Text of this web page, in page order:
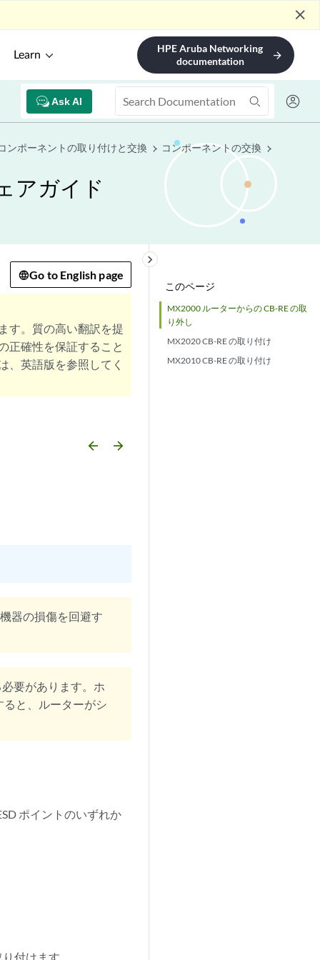
close
Learn
HPE Aruba Networking
documentation
arrow_forward
Ask AI
ンポーネントの取り付けと交換 コンポーネントの交換
アガイド
このページ
MX2000 ルーターからの CB-RE の取
り外し
MX2020 CB-RE の取り付け
MX2010 CB-RE の取り付け
keyboard_arrow_right
Go to English page
す。質の高い翻訳を提
正確性を保証すること
、英語版を参照してく
arrow_backward arrow_forward
器の損傷を回避す
要があります。ホ
ると、ルーターがシ
ポイントのいずれか
付けます。